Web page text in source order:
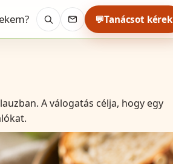
KeresésKapcsolat
💬Tanácsot kérek
A válogatás célja, hogy egy